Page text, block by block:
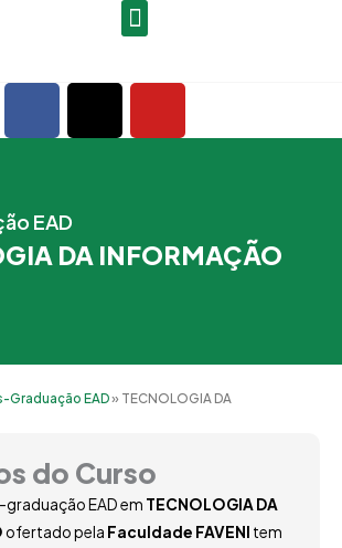
F
c
o
o
X
t
t
Y
u
e
EAD
DA INFORMAÇÃO
Graduação EAD» TECNOLOGIA DA
do Curso
EAD em TECNOLOGIA DA
ofertado pela Faculdade FAVENI tem